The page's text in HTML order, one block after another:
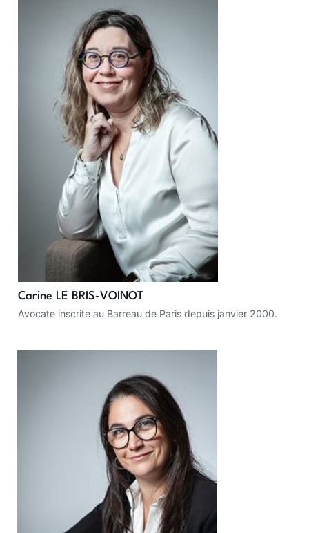
Carine LE BRIS-VOINOT
Avocate inscrite au Barreau de Paris depuis janvier 2000.